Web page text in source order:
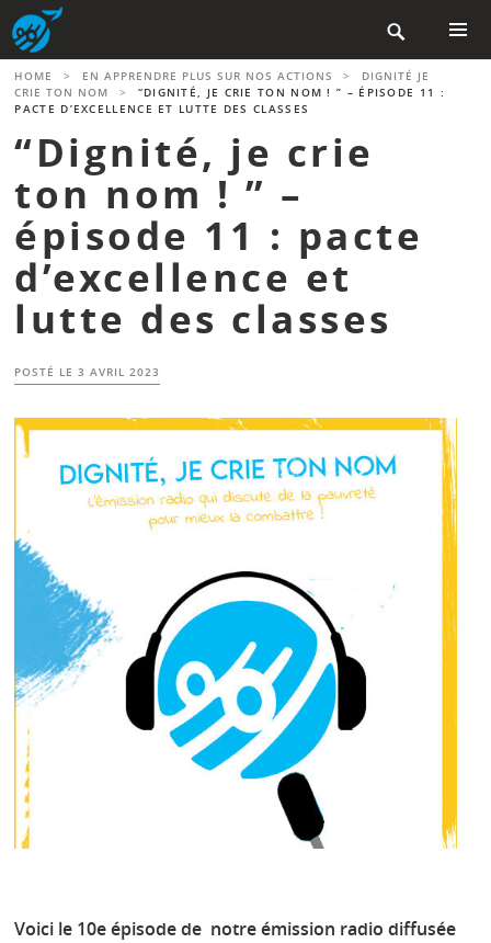
Aller
au
contenu
principal

MENU
HOME > EN APPRENDRE PLUS SUR NOS ACTIONS >
DIGNITÉ JE
CRIE TON NOM
>
“DIGNITÉ, JE CRIE TON NOM ! ” – ÉPISODE 11 :
PACTE D’EXCELLENCE ET LUTTE DES CLASSES
“Dignité, je crie
ton nom ! ” –
épisode 11 : pacte
d’excellence et
lutte des classes
POSTÉ LE3 AVRIL 2023
Voici le 10e épisode de notre émission radio diffusée